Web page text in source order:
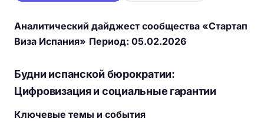
Аналитический дайджест сообщества «Стартап
Виза Испания» Период: 05.02.2026
Будни испанской бюрократии:
Цифровизация и социальные гарантии
Ключевые темы и события